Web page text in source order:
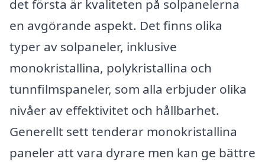
det första är kvaliteten på solpanelerna
en avgörande aspekt. Det finns olika
typer av solpaneler, inklusive
monokristallina, polykristallina och
tunnfilmspaneler, som alla erbjuder olika
nivåer av effektivitet och hållbarhet.
Generellt sett tenderar monokristallina
paneler att vara dyrare men kan ge bättre